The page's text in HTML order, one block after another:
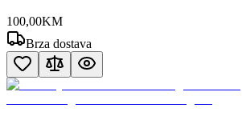
100,00KM
Brza dostava